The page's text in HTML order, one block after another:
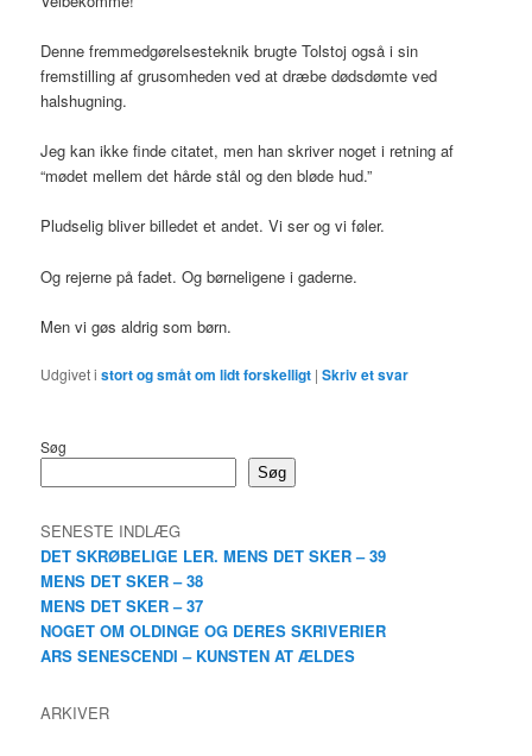
Denne fremmedgørelsesteknik brugte Tolstoj også i sin
fremstilling af grusomheden ved at dræbe dødsdømte ved
halshugning.
Jeg kan ikke finde citatet, men han skriver noget i retning af
“mødet mellem det hårde stål og den bløde hud.”
Pludselig bliver billedet et andet. Vi ser og vi føler.
Og rejerne på fadet. Og børneligene i gaderne.
Men vi gøs aldrig som børn.
Udgivet i stort og småt om lidt forskelligt |Skriv et svar
Søg
Søg
SENESTE INDLÆG
DET SKRØBELIGE LER. MENS DET SKER – 39
MENS DET SKER – 38
MENS DET SKER – 37
NOGET OM OLDINGE OG DERES SKRIVERIER
ARS SENESCENDI – KUNSTEN AT ÆLDES
ARKIVER